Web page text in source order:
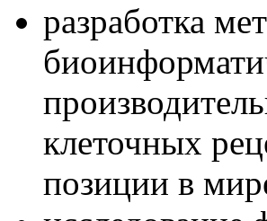
разработка
клеточных
позиции в